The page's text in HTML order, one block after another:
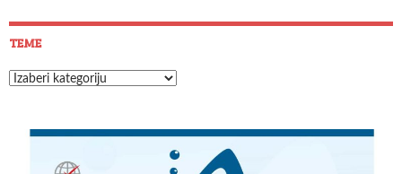
TEME
Teme